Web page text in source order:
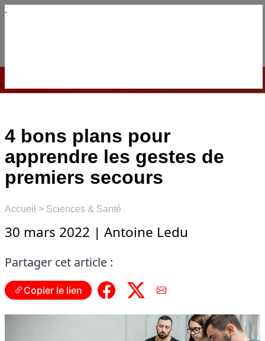
Aller
Menu
4 bons plans pour
apprendre les gestes de
premiers secours
Accueil > Sciences & Santé
30 mars 2022 | Antoine Ledu
Partager cet article :
Copier le lien